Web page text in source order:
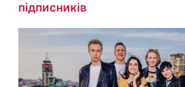
підписників